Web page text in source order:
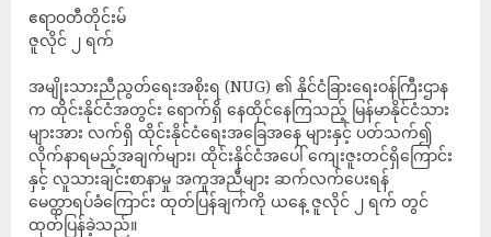
ဧရာ၀တီတိုင်းမ်
ဇူလိုင် ၂ ရက်
အမျိုးသားညီညွတ်ရေးအစိုးရ (NUG) ၏ နိုင်ငံခြားရေးဝန်ကြီးဌာန
က ထိုင်းနိုင်ငံအတွင်း ရောက်ရှိ နေထိုင်နေကြသည့် မြန်မာနိုင်ငံသား
များအား လက်ရှိ ထိုင်းနိုင်ငံရေးအခြေအနေ များနှင့် ပတ်သက်၍
လိုက်နာရမည့်အချက်များ၊ ထိုင်းနိုင်ငံအပေါ် ကျေးဇူးတင်ရှိကြောင်း
နှင့် လူသားချင်းစာနာမှု အကူအညီများ ဆက်လက်ပေးရန်
မေတ္တာရပ်ခံကြောင်း ထုတ်ပြန်ချက်ကို ယနေ့ ဇူလိုင် ၂ ရက် တွင်
ထုတ်ပြန်ခဲ့သည်။